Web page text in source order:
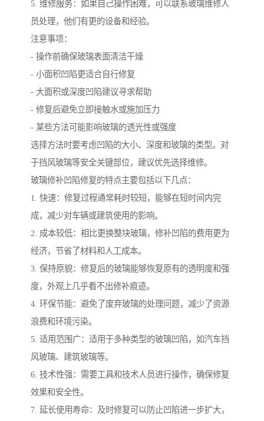
5. 维修服务：如果自己操作困难，可以联系玻璃维修人
员处理，他们有更的设备和经验。
注意事项：
- 操作前确保玻璃表面清洁干燥
- 小面积凹陷更适合自行修复
- 大面积或深度凹陷建议寻求帮助
- 修复后避免立即接触水或施加压力
- 某些方法可能影响玻璃的透光性或强度
选择方法时要考虑凹陷的大小、深度和玻璃的类型。对
于挡风玻璃等安全关键部位，建议优先选择维修。
玻璃修补凹陷修复的特点主要包括以下几点：
1. 快速：修复过程通常耗时较短，能够在短时间内完
成，减少对车辆或建筑使用的影响。
2. 成本较低：相比更换整块玻璃，修补凹陷的费用更为
经济，节省了材料和人工成本。
3. 保持原貌：修复后的玻璃能够恢复原有的透明度和强
度，外观上几乎看不出修补痕迹。
4. 环保节能：避免了废弃玻璃的处理问题，减少了资源
浪费和环境污染。
5. 适用范围广：适用于多种类型的玻璃凹陷，如汽车挡
风玻璃、建筑玻璃等。
6. 技术性强：需要工具和技术人员进行操作，确保修复
效果和安全性。
7. 延长使用寿命：及时修复可以防止凹陷进一步扩大，